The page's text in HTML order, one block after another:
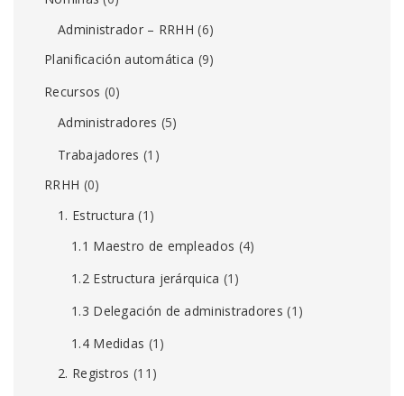
Administrador – RRHH (6)
Planificación automática (9)
Recursos (0)
Administradores (5)
Trabajadores (1)
RRHH (0)
1. Estructura (1)
1.1 Maestro de empleados (4)
1.2 Estructura jerárquica (1)
1.3 Delegación de administradores (1)
1.4 Medidas (1)
2. Registros (11)